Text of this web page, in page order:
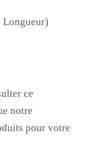
Longueur)
ce
notre
pour votre